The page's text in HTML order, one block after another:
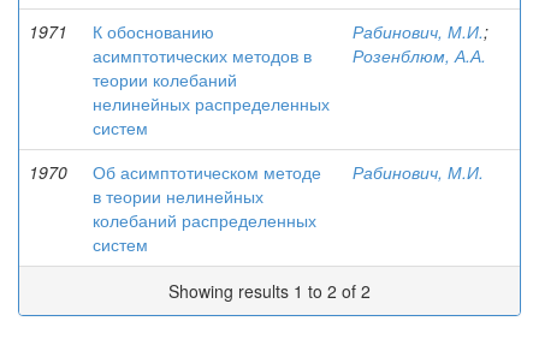
1971
К обоснованию
асимптотических методов в
теории колебаний
нелинейных распределенных
систем
Рабинович, М.И.;
Розенблюм, А.А.
1970
Об асимптотическом методе
в теории нелинейных
колебаний распределенных
систем
Рабинович, М.И.
Showing results 1 to 2 of 2